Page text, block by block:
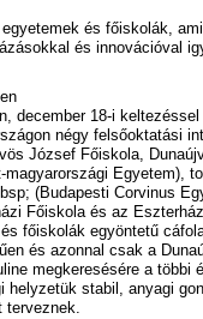
és főiskolák,
és innovációval
december 18-i
négy felsőoktatási
József Főiskola,
magyarországi Egyetem),
(Budapesti Corvinus
Főiskola és az
főiskolák egyöntetű
és azonnal csak a
megkeresésére a többi
helyzetük stabil, anyagi
terveznek.